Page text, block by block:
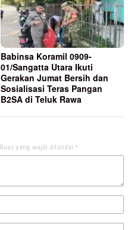
Babinsa Koramil 0909-
01/Sangatta Utara Ikuti
Gerakan Jumat Bersih dan
Sosialisasi Teras Pangan
B2SA di Teluk Rawa
Ruas yang wajib ditandai *